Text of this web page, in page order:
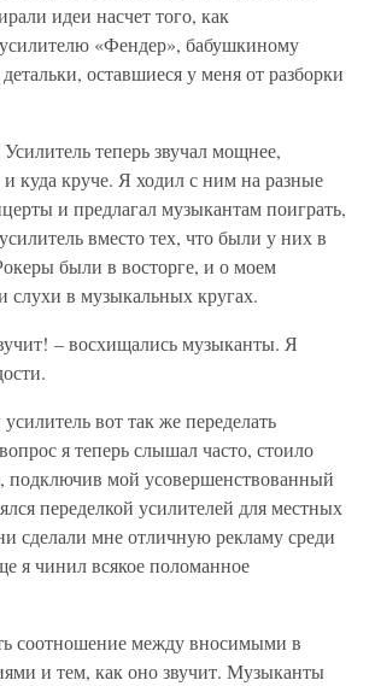
идеи насчет того, как
«Фендер», бабушкиному
оставшиеся у меня от разборки
теперь звучал мощнее,
куда круче. Я ходил с ним на разные
и предлагал музыкантам поиграть,
вместо тех, что были у них в
были в восторге, и о моем
слухи в музыкальных кругах.
– восхищались музыканты. Я
вот так же переделать
я теперь слышал часто, стоило
подключив мой усовершенствованный
переделкой усилителей для местных
сделали мне отличную рекламу среди
я чинил всякое поломанное
соотношение между вносимыми в
и тем, как оно звучит. Музыканты